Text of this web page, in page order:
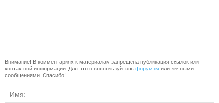
Внимание! В комментариях к материалам запрещена публикация ссылок или
контактной информации. Для этого воспользуйтесь форумом или личными
сообщениями. Спасибо!